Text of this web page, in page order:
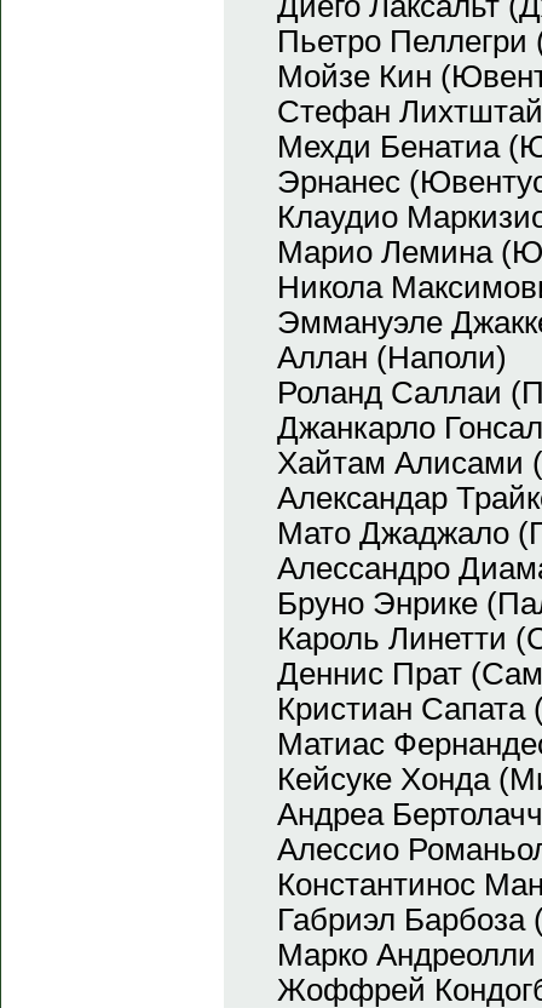
Пьетро
Мойзе Кин
Стефан
Мехди Бенатиа
Эрнанес
Клаудио
Марио Лемина
Никола
Эммануэле
Аллан (Наполи)
Роланд Саллаи
Джанкарло
Хайтам Алисами
Александар
Мато Джаджало
Алессандро
Бруно Энрике
Кароль Линетти
Деннис Прат
Кристиан
Матиас
Кейсуке Хонда
Андреа
Алессио
Константинос
Габриэл Барбоза
Марко
Жоффрей